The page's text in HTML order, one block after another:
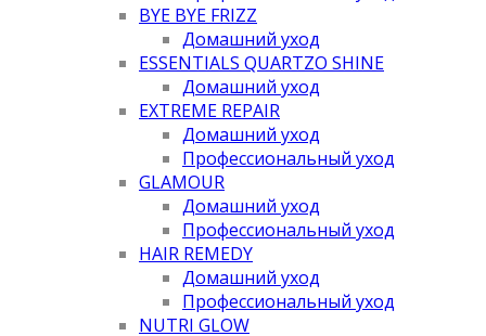
BYE BYE FRIZZ
Домашний уход
ESSENTIALS QUARTZO SHINE
Домашний уход
EXTREME REPAIR
Домашний уход
Профессиональный уход
GLAMOUR
Домашний уход
Профессиональный уход
HAIR REMEDY
Домашний уход
Профессиональный уход
NUTRI GLOW